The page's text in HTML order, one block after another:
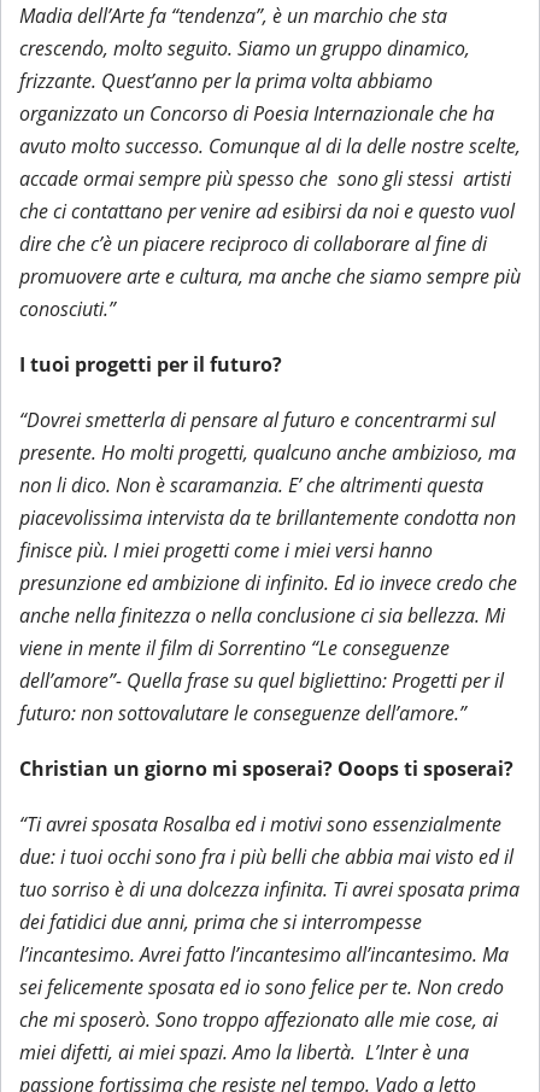
Madia dell’Arte fa “tendenza”, è un marchio che sta
crescendo, molto seguito. Siamo un gruppo dinamico,
frizzante. Quest’anno per la prima volta abbiamo
organizzato un Concorso di Poesia Internazionale che ha
avuto molto successo. Comunque al di la delle nostre scelte,
accade ormai sempre più spesso che sono gli stessi artisti
che ci contattano per venire ad esibirsi da noi e questo vuol
dire che c’è un piacere reciproco di collaborare al fine di
promuovere arte e cultura, ma anche che siamo sempre più
conosciuti.”
I tuoi progetti per il futuro?
“Dovrei smetterla di pensare al futuro e concentrarmi sul
presente. Ho molti progetti, qualcuno anche ambizioso, ma
non li dico. Non è scaramanzia. E’ che altrimenti questa
piacevolissima intervista da te brillantemente condotta non
finisce più. I miei progetti come i miei versi hanno
presunzione ed ambizione di infinito. Ed io invece credo che
anche nella finitezza o nella conclusione ci sia bellezza. Mi
viene in mente il film di Sorrentino “Le conseguenze
dell’amore”- Quella frase su quel bigliettino: Progetti per il
futuro: non sottovalutare le conseguenze dell’amore.”
Christian un giorno mi sposerai? Ooops ti sposerai?
“Ti avrei sposata Rosalba ed i motivi sono essenzialmente
due: i tuoi occhi sono fra i più belli che abbia mai visto ed il
tuo sorriso è di una dolcezza infinita. Ti avrei sposata prima
dei fatidici due anni, prima che si interrompesse
l’incantesimo. Avrei fatto l’incantesimo all’incantesimo. Ma
sei felicemente sposata ed io sono felice per te. Non credo
che mi sposerò. Sono troppo affezionato alle mie cose, ai
miei difetti, ai miei spazi. Amo la libertà. L’Inter è una
passione fortissima che resiste nel tempo. Vado a letto